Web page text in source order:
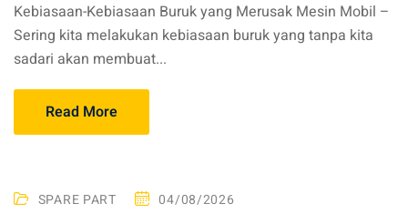
Kebiasaan-Kebiasaan Buruk yang Merusak Mesin Mobil –
Sering kita melakukan kebiasaan buruk yang tanpa kita
sadari akan membuat...
Read More
SPARE PART 04/08/2026